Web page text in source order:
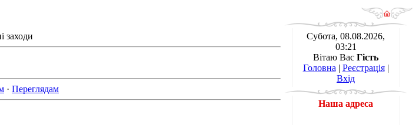
заходи
· Переглядам
Субота, 08.08.2026,
03:21
Вітаю Вас Гість
Головна | Реєстрація|
Вхід
Наша адреса